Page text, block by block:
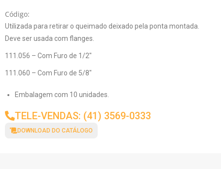
Código:
Utilizada para retirar o queimado deixado pela ponta montada.
Deve ser usada com flanges.
111.056 – Com Furo de 1/2″
111.060 – Com Furo de 5/8″
Embalagem com 10 unidades.
TELE-VENDAS: (41) 3569-0333
DOWNLOAD DO CATÁLOGO